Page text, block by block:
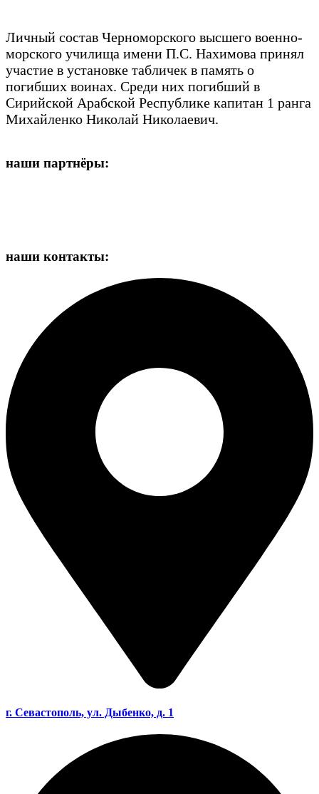
Личный состав Черноморского высшего военно-
морского училища имени П.С. Нахимова принял
участие в установке табличек в память о
погибших воинах. Среди них погибший в
Сирийской Арабской Республике капитан 1 ранга
Михайленко Николай Николаевич.
наши партнёры:
наши контакты:
г. Севастополь, ул. Дыбенко, д. 1